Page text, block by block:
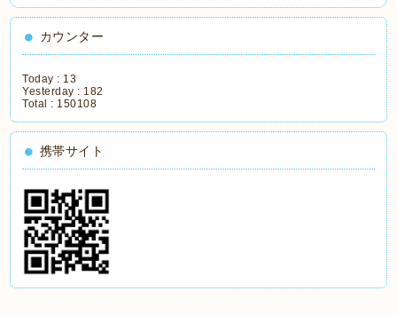
カウンター
Today : 13
Yesterday : 182
Total : 150108
携帯サイト